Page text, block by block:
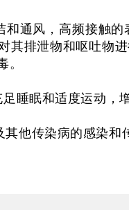
和通风，高频接触
其排泄物和呕吐物
。
睡眠和适度运动，
他传染病的感染和